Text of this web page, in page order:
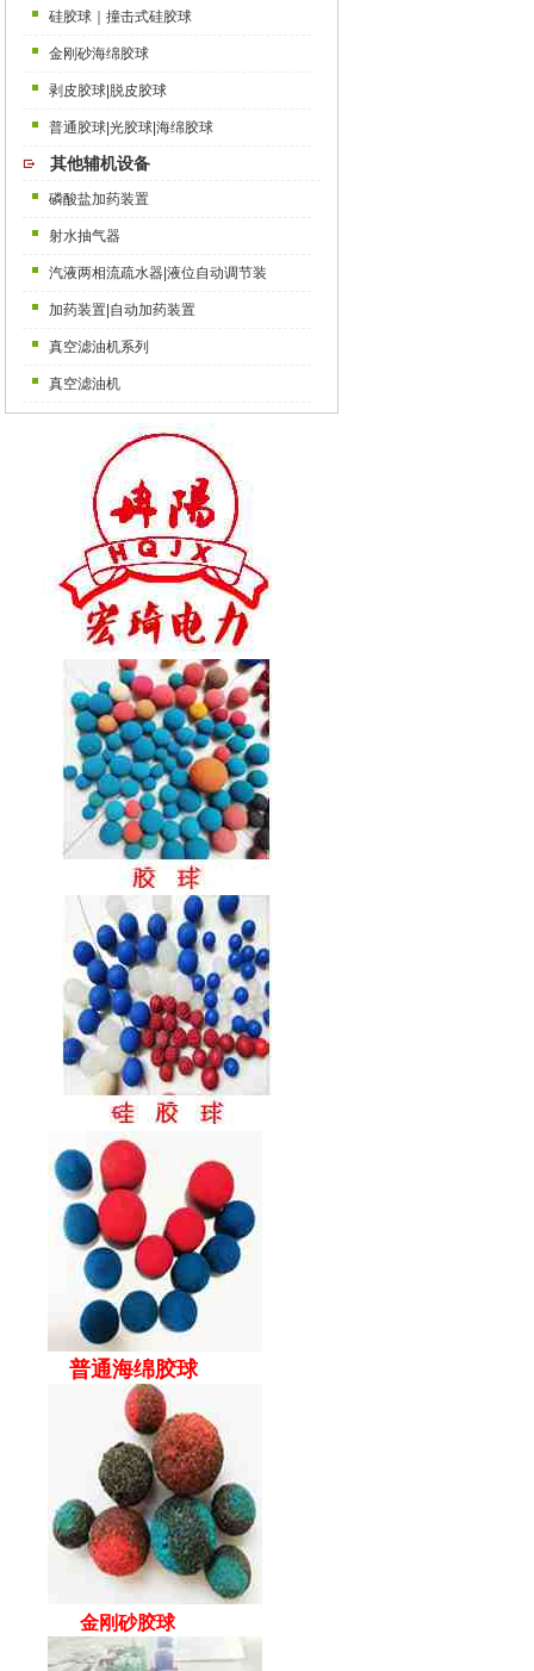
硅胶球｜撞击式硅胶球
金刚砂海绵胶球
剥皮胶球|脱皮胶球
普通胶球|光胶球|海绵胶球
其他辅机设备
磷酸盐加药装置
射水抽气器
汽液两相流疏水器|液位自动调节装
加药装置|自动加药装置
真空滤油机系列
真空滤油机
普通海绵胶球
金刚砂胶球